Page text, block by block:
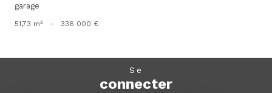
garage
51,73 m² - 336 000 €
se
connecter